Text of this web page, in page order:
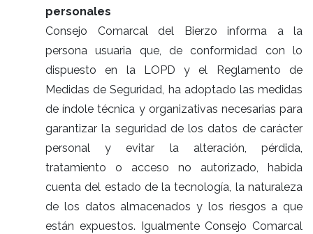
personales
Consejo Comarcal del Bierzo informa a la
persona usuaria que, de conformidad con lo
dispuesto en la LOPD y el Reglamento de
Medidas de Seguridad, ha adoptado las medidas
de índole técnica y organizativas necesarias para
garantizar la seguridad de los datos de carácter
personal y evitar la alteración, pérdida,
tratamiento o acceso no autorizado, habida
cuenta del estado de la tecnología, la naturaleza
de los datos almacenados y los riesgos a que
están expuestos. Igualmente Consejo Comarcal